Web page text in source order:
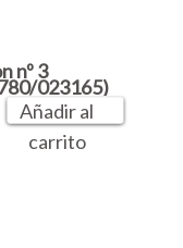
nº 3
023165)
Añadir al
carrito